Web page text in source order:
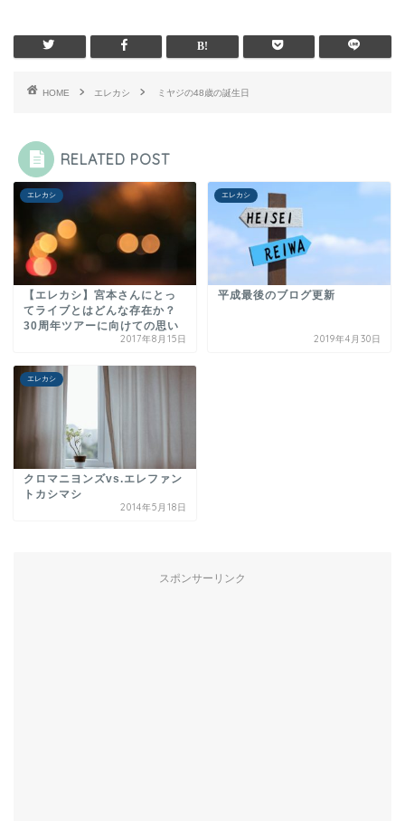
HOME エレカシ ミヤジの48歳の誕生日
RELATED POST
エレカシ
【エレカシ】宮本さんにとっ
てライブとはどんな存在か？
30周年ツアーに向けての思い
2017年8月15日
エレカシ
平成最後のブログ更新
2019年4月30日
エレカシ
クロマニヨンズvs.エレファン
トカシマシ
2014年5月18日
スポンサーリンク